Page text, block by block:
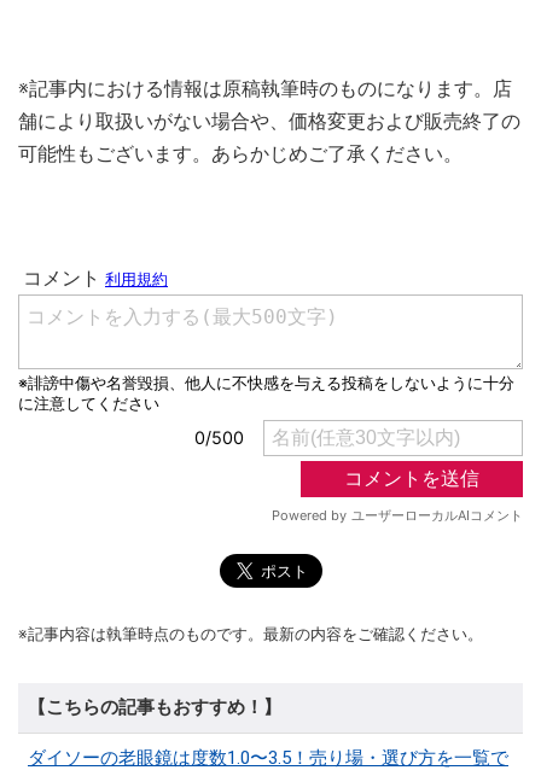
※記事内における情報は原稿執筆時のものになります。店
舗により取扱いがない場合や、価格変更および販売終了の
可能性もございます。あらかじめご了承ください。
※記事内容は執筆時点のものです。最新の内容をご確認ください。
【こちらの記事もおすすめ！】
ダイソーの老眼鏡は度数1.0〜3.5！売り場・選び方を一覧で